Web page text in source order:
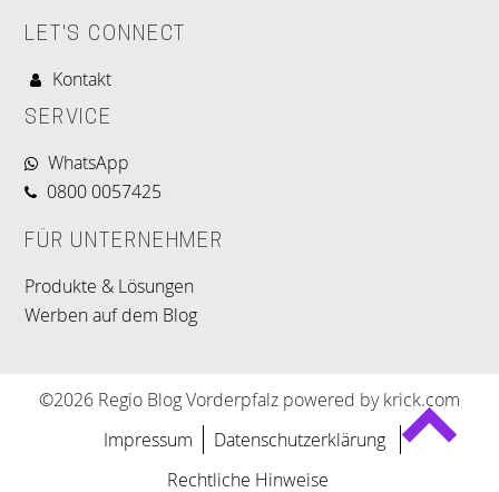
LET'S CONNECT
Kontakt
SERVICE
WhatsApp
0800 0057425
FÜR UNTERNEHMER
Produkte & Lösungen
Werben auf dem Blog
©2026 Regio Blog Vorderpfalz powered by krick.com
Impressum
Datenschutzerklärung
Rechtliche Hinweise